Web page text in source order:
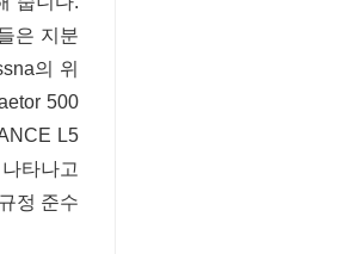
은 지분
의 위
500
L5
타나고
정 준수